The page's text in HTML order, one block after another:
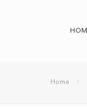
Home